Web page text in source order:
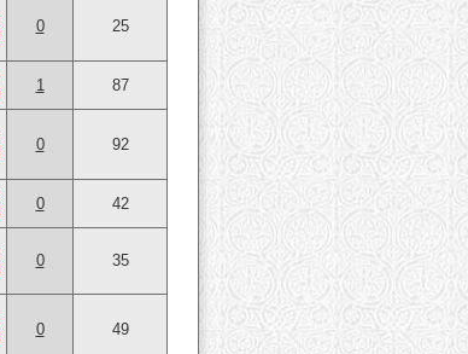
0 25
1 87
0 92
0 42
0 35
0 49